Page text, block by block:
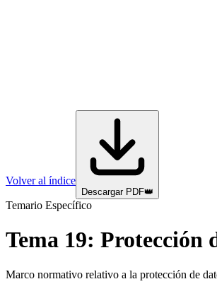
Volver al índice
Descargar PDF👑
Temario Específico
Tema 19: Protección
Marco normativo relativo a la protección de